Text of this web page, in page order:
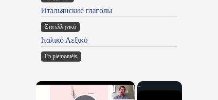
Итальянские глаголы
Στα ελληνικά
Ιταλικό Λεξικό
Ën piemontèis
×